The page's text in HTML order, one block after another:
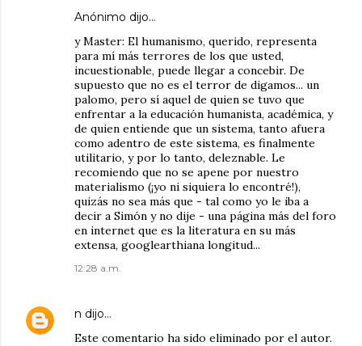
Anónimo dijo…
y Master: El humanismo, querido, representa
para mí más terrores de los que usted,
incuestionable, puede llegar a concebir. De
supuesto que no es el terror de digamos... un
palomo, pero sí aquel de quien se tuvo que
enfrentar a la educación humanista, académica, y
de quien entiende que un sistema, tanto afuera
como adentro de este sistema, es finalmente
utilitario, y por lo tanto, deleznable. Le
recomiendo que no se apene por nuestro
materialismo (¡yo ni siquiera lo encontré!),
quizás no sea más que - tal como yo le iba a
decir a Simón y no dije - una página más del foro
en internet que es la literatura en su más
extensa, googlearthiana longitud...
12:28 a.m.
n dijo…
Este comentario ha sido eliminado por el autor.